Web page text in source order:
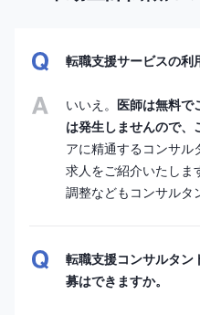
転職支援サービスの利
いいえ。 医師は無料で
は発生しませんので、
アに精通するコンサル
求人をご紹介いたしま
調整などもコンサルタ
転職支援コンサルタン
募はできますか。